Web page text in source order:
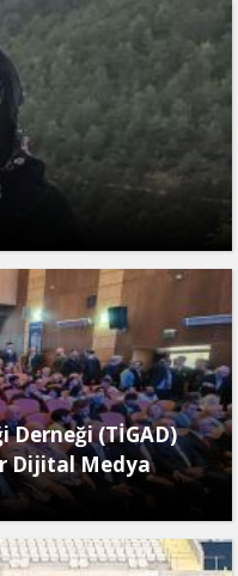
(TİGAD)
Dijital Medya